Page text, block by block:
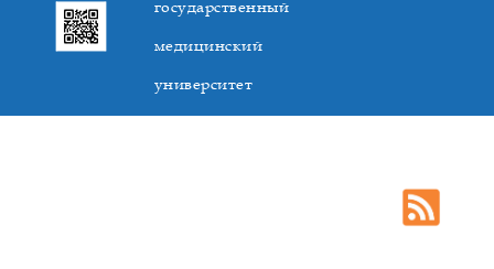
государственный
медицинский
университет